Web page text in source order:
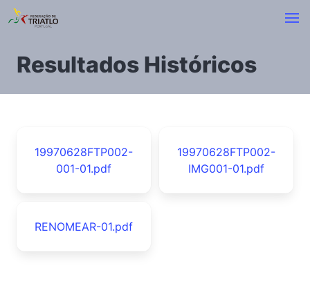
Resultados Históricos
19970628FTP002-
001-01.pdf
19970628FTP002-
IMG001-01.pdf
RENOMEAR-01.pdf